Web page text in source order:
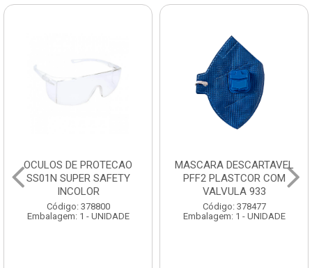
OCULOS DE PROTECAO
SS01N SUPER SAFETY
INCOLOR
Código: 378800
Embalagem: 1 - UNIDADE
MASCARA DESCARTAVEL
PFF2 PLASTCOR COM
VALVULA 933
Código: 378477
Embalagem: 1 - UNIDADE